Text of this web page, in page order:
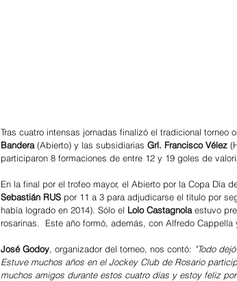
Tras cuatro intensas jornadas finalizó el tradicional torneo
Bandera (Abierto) y las subsidiarias Grl. Francisco Vélez
participaron 8 formaciones de entre 12 y 19 goles de
En la final por el trofeo mayor, el Abierto por la Copa Día
Sebastián RUS por 11 a 3 para adjudicarse el título por
había logrado en 2014). Sólo el Lolo Castagnola estuvo
rosarinas.  Este año formó, además, con Alfredo
José Godoy, organizador del torneo, nos contó: "Todo
Estuve muchos años en el Jockey Club de Rosario
muchos amigos durante estos cuatro días y estoy feliz